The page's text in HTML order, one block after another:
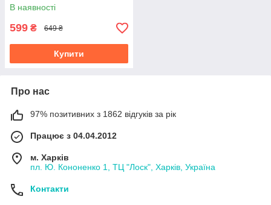
В наявності
599 ₴ 649 ₴
Купити
Про нас
97% позитивних з 1862 відгуків за рік
Працює з 04.04.2012
м. Харків
пл. Ю. Кононенко 1, ТЦ "Лоск", Харків, Україна
Контакти